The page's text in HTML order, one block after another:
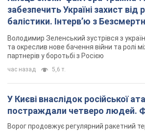
забезпечить Україні захист від
балістики. Інтерв’ю з
Володимир Зеленський зустрівся з
та окреслив нове бачення війни та ролі
партнерів у боротьбі з Росією
час назад 5,6 т.
У Києві внаслідок російської
постраждали четверо людей.
Ворог продовжує регулярний ракетний